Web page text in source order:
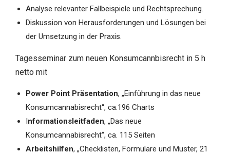
Analyse relevanter Fallbeispiele und Rechtsprechung.
Diskussion von Herausforderungen und Lösungen bei
der Umsetzung in der Praxis.
Tagesseminar zum neuen Konsumcannbisrecht in 5 h
netto mit
Power Point Präsentation, „Einführung in das neue
Konsumcannabisrecht“, ca.196 Charts
Informationsleitfaden, „Das neue
Konsumcannabisrecht“, ca. 115 Seiten
Arbeitshilfen, „Checklisten, Formulare und Muster, 21